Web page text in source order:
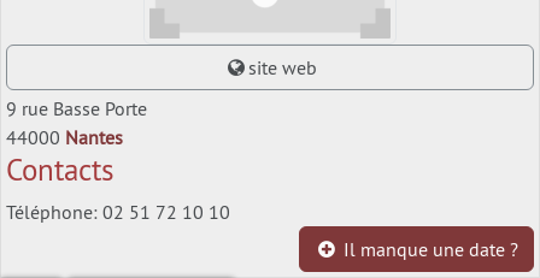
site web
9 rue Basse Porte
44000 Nantes
Contacts
Téléphone: 02 51 72 10 10
Il manque une date ?